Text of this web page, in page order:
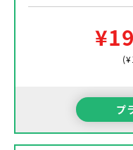
プ